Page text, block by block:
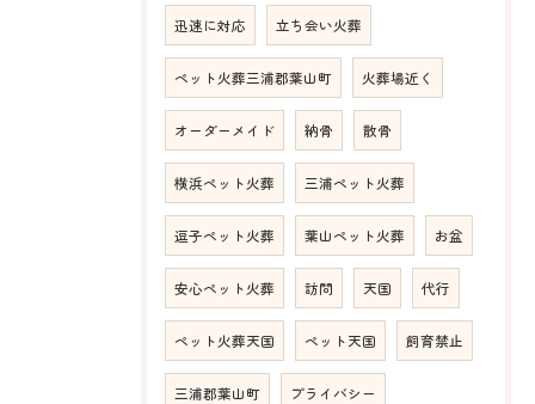
迅速に対応 立ち会い火葬
ペット火葬三浦郡葉山町 火葬場近く
オーダーメイド 納骨 散骨
横浜ペット火葬 三浦ペット火葬
逗子ペット火葬 葉山ペット火葬 お盆
安心ペット火葬 訪問 天国 代行
ペット火葬天国 ペット天国 飼育禁止
三浦郡葉山町 プライバシー